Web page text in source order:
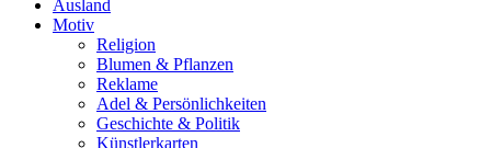
Ausland
Motiv
Religion
Blumen & Pflanzen
Reklame
Adel & Persönlichkeiten
Geschichte & Politik
Künstlerkarten